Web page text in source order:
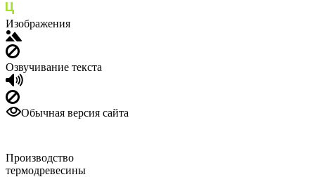
Изображения
Озвучивание текста
Обычная версия сайта
Производство
термодревесины